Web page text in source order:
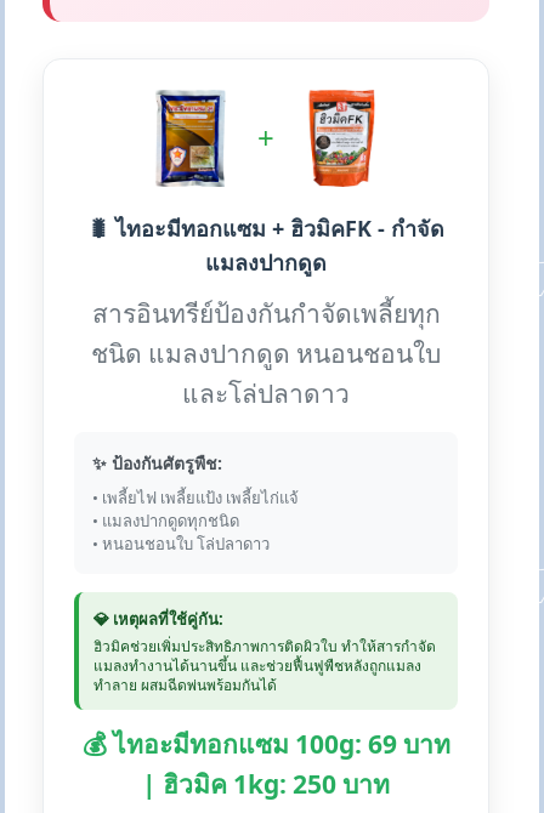
+
🐛 ไทอะมีทอกแซม + ฮิวมิคFK - กำจัด
แมลงปากดูด
สารอินทรีย์ป้องกันกำจัดเพลี้ยทุก
ชนิด แมลงปากดูด หนอนชอนใบ
และโล่ปลาดาว
✨ ป้องกันศัตรูพืช:
• เพลี้ยไฟ เพลี้ยแป้ง เพลี้ยไก่แจ้
• แมลงปากดูดทุกชนิด
• หนอนชอนใบ โล่ปลาดาว
💎 เหตุผลที่ใช้คู่กัน:
ฮิวมิคช่วยเพิ่มประสิทธิภาพการติดผิวใบ ทำให้สารกำจัด
แมลงทำงานได้นานขึ้น และช่วยฟื้นฟูพืชหลังถูกแมลง
ทำลาย ผสมฉีดพ่นพร้อมกันได้
💰 ไทอะมีทอกแซม 100g: 69 บาท
| ฮิวมิค 1kg: 250 บาท